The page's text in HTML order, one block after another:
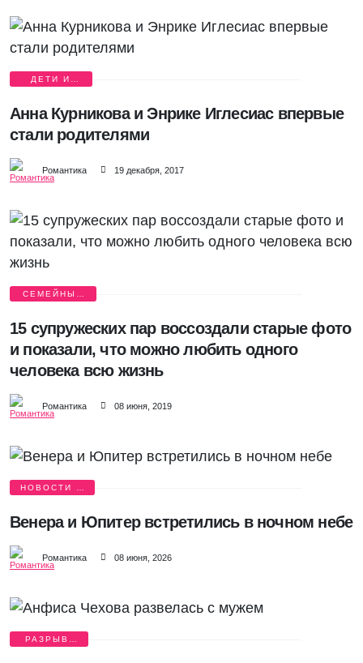
ДЕТИ И
Анна Курникова и Энрике Иглесиас впервые
стали родителями
Романтика 19 декабря, 2017
СЕМЕЙНЫЙ
15 супружеских пар воссоздали старые фото
и показали, что можно любить одного
человека всю жизнь
Романтика 08 июня, 2019
НОВОСТИ О
Венера и Юпитер встретились в ночном небе
Романтика 08 июня, 2026
РАЗРЫВ,